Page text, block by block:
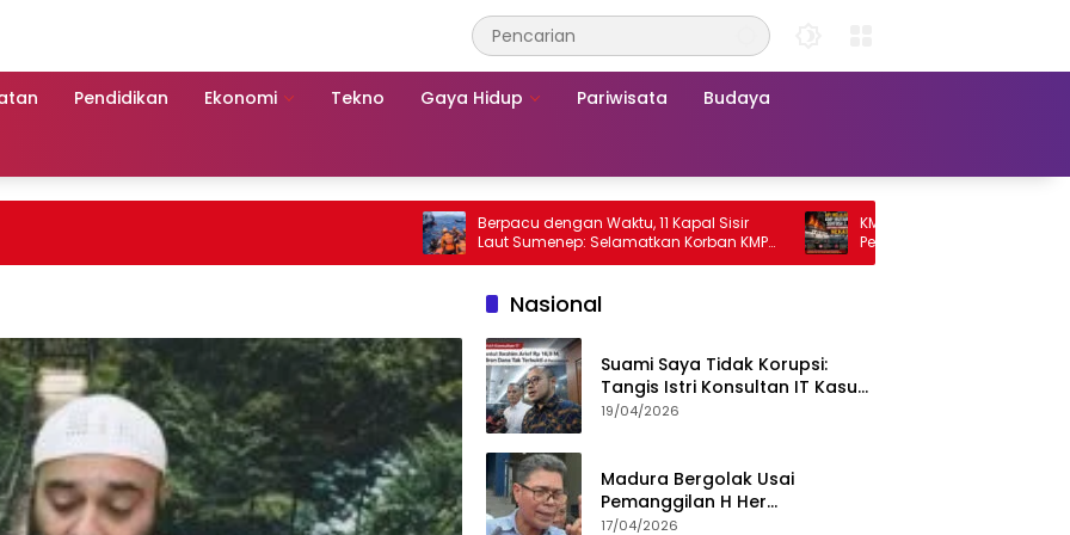
Pendidikan Ekonomi Tekno Gaya Hidup Pariwisata Budaya
Berpacu dengan Waktu, 11 Kapal Sisir
Laut Sumenep: Selamatkan Korban KMP
Mutiara Sentosa 2
KMP Mutiara Sentosa 2 Terbakar,
Penumpang Nekat Melompat ke Laut
Nasional
Suami Saya Tidak Korupsi:
Tangis Istri Konsultan IT Kasus
Nadiem Dituntut 22,5 Tahun
19/04/2026
Madura Bergolak Usai
Pemanggilan H Her
Pamekasan, Faizal Assegaf
17/04/2026